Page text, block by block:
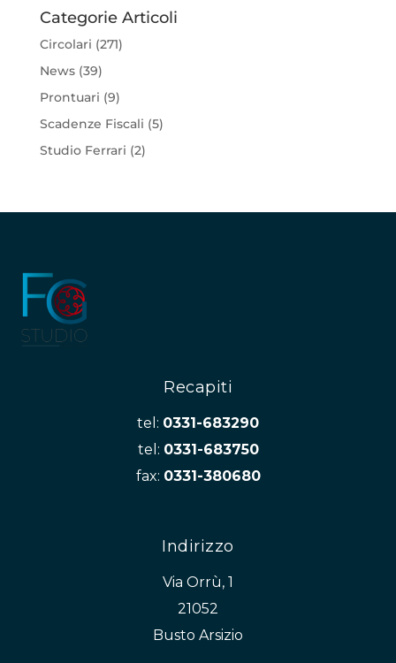
Categorie Articoli
Circolari (271)
News(39)
Prontuari (9)
Scadenze Fiscali (5)
Studio Ferrari (2)
Recapiti
tel: 0331-683290
tel: 0331-683750
fax: 0331-380680
Indirizzo
Via Orrù, 1
21052
Busto Arsizio